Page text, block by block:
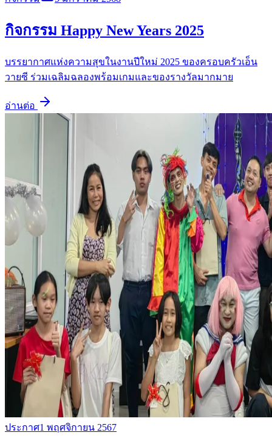
กิจกรรม Happy New Years 2025
บรรยากาศแห่งความสุขในงานปีใหม่ 2025 ของครอบครัวเอ็น
วายซี ร่วมเฉลิมฉลองพร้อมเกมและของรางวัลมากมาย
อ่านต่อ
ประกาศ1 พฤศจิกายน 2567